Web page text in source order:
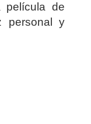
película de
personal y